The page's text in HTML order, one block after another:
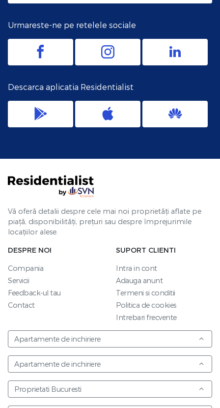
Urmareste-ne pe retelele sociale
Descarca aplicatia Residentialist
Vă oferă detalii despre cele mai noi proprietăți aflate pe
piață, disponibilități, prețuri sau despre împrejurimile
locațiilor alese.
DESPRE NOI
Compania
Servicii
Feedback-ul tau
Contact
SUPORT CLIENTI
Intra in cont
Adauga anunt
Termeni si conditii
Politica de cookies
Intrebari frecvente
Apartamente de inchiriere
Apartamente de inchiriere
Proprietati Bucuresti